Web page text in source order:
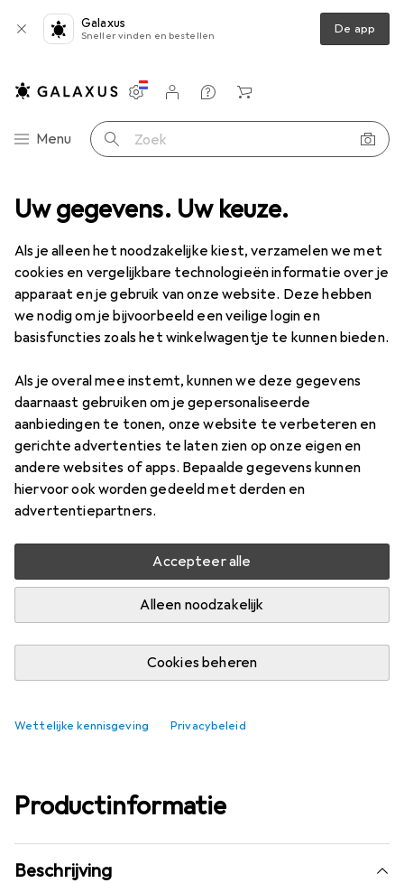
Uw gegevens. Uw keuze.
Als je alleen het noodzakelijke kiest, verzamelen we met
cookies en vergelijkbare technologieën informatie over je
apparaat en je gebruik van onze website. Deze hebben
we nodig om je bijvoorbeeld een veilige login en
basisfuncties zoals het winkelwagentje te kunnen bieden.
Als je overal mee instemt, kunnen we deze gegevens
daarnaast gebruiken om je gepersonaliseerde
aanbiedingen te tonen, onze website te verbeteren en
gerichte advertenties te laten zien op onze eigen en
andere websites of apps. Bepaalde gegevens kunnen
hiervoor ook worden gedeeld met derden en
advertentiepartners.
Accepteer alle
Alleen noodzakelijk
Cookies beheren
Wettelijke kennisgeving Privacybeleid
Galaxus
Sneller vinden en bestellen De app
Categorie navigatie
Menu Zoek op
Instellingen
Klantenaccount
Produktvergelijking
Verlanglijstje
Winkelmandje
Werkkleding Werkschoenen
15 afbeeldingen
Uvex1 x-ambacht
S1, 45
Prijs in EUR inclusief BTW
EUR
154,88
Waarderingscijfers
Geleverd ma, 10-8
Slechts 1 stuk op voorraad
In winkelmandje
Vergelijk
Productinformatie
Beschrijving